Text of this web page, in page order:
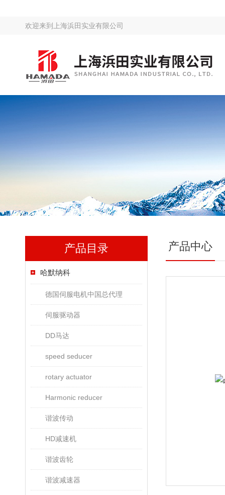
欢迎来到 上海浜田实业有限公司
产品目录
哈默纳科
德国伺服电机中国总代理
伺服驱动器
DD马达
speed seducer
rotary actuator
Harmonic reducer
谐波传动
HD减速机
谐波齿轮
谐波减速器
产品中心